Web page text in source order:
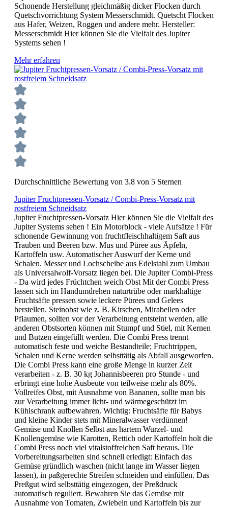
Schonende Herstellung gleichmäßig dicker Flocken durch
Quetschvorrichtung System Messerschmidt. Quetscht Flocken
aus Hafer, Weizen, Roggen und andere mehr. Hersteller:
Messerschmidt Hier können Sie die Vielfalt des Jupiter
Systems sehen !
Mehr erfahren
Durchschnittliche Bewertung von 3.8 von 5 Sternen
Jupiter Fruchtpressen-Vorsatz / Combi-Press-Vorsatz mit
rostfreiem Schneidsatz
Jupiter Fruchtpressen-Vorsatz Hier können Sie die Vielfalt des
Jupiter Systems sehen ! Ein Motorblock - viele Aufsätze ! Für
schonende Gewinnung von fruchtfleischhaltigem Saft aus
Trauben und Beeren bzw. Mus und Püree aus Äpfeln,
Kartoffeln usw. Automatischer Auswurf der Kerne und
Schalen. Messer und Lochscheibe aus Edelstahl zum Umbau
als Universalwolf-Vorsatz liegen bei. Die Jupiter Combi-Press
- Da wird jedes Früchtchen weich Obst Mit der Combi Press
lassen sich im Handumdrehen naturtrübe oder markhaltige
Fruchtsäfte pressen sowie leckere Pürees und Gelees
herstellen. Steinobst wie z. B. Kirschen, Mirabellen oder
Pflaumen, sollten vor der Verarbeitung entsteint werden, alle
anderen Obstsorten können mit Stumpf und Stiel, mit Kernen
und Butzen eingefüllt werden. Die Combi Press trennt
automatisch feste und weiche Bestandteile; Fruchtrippen,
Schalen und Kerne werden selbsttätig als Abfall ausgeworfen.
Die Combi Press kann eine große Menge in kurzer Zeit
verarbeiten - z. B. 30 kg Johannisbeeren pro Stunde - und
erbringt eine hohe Ausbeute von teilweise mehr als 80%.
Vollreifes Obst, mit Ausnahme von Bananen, sollte man bis
zur Verarbeitung immer licht- und wärmegeschützt im
Kühlschrank aufbewahren. Wichtig: Fruchtsäfte für Babys
und kleine Kinder stets mit Mineralwasser verdünnen!
Gemüse und Knollen Selbst aus hartem Wurzel- und
Knollengemüse wie Karotten, Rettich oder Kartoffeln holt die
Combi Press noch viel vitalstoffreichen Saft heraus. Die
Vorbereitungsarbeiten sind schnell erledigt: Einfach das
Gemüse gründlich waschen (nicht lange im Wasser liegen
lassen), in paßgerechte Streifen schneiden und einfüllen. Das
Preßgut wird selbsttätig eingezogen, der Preßdruck
automatisch reguliert. Bewahren Sie das Gemüse mit
Ausnahme von Tomaten, Zwiebeln und Kartoffeln bis zur